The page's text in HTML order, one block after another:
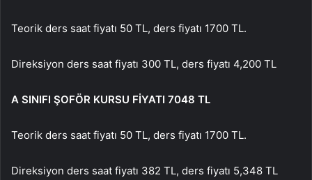
Teorik ders saat fiyatı 50 TL, ders fiyatı 1700 TL.
Direksiyon ders saat fiyatı 300 TL, ders fiyatı 4,200 TL
A SINIFI ŞOFÖR KURSU FİYATI 7048 TL
Teorik ders saat fiyatı 50 TL, ders fiyatı 1700 TL.
Direksiyon ders saat fiyatı 382 TL, ders fiyatı 5,348 TL